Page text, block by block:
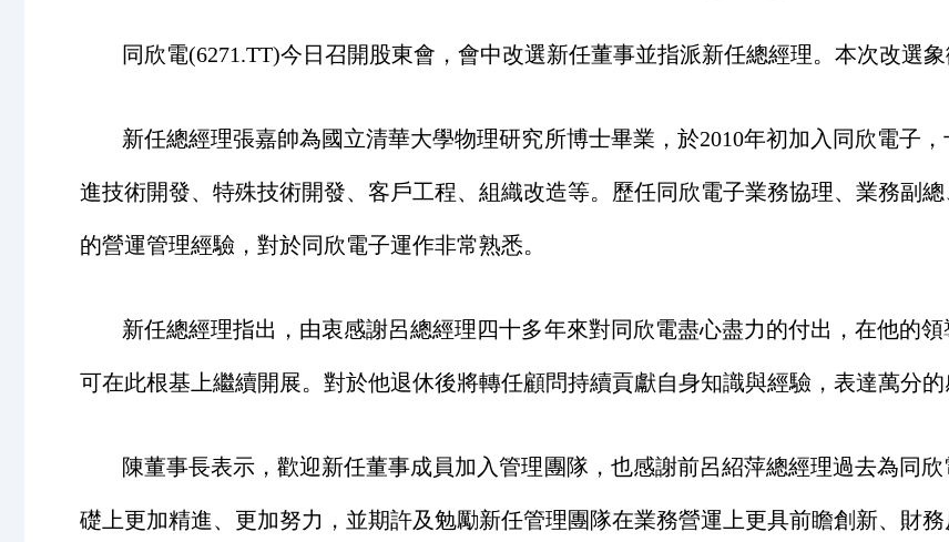
同欣電(6271.TT)今日召開股東會，會中改選新任董事並指派新任總經理。本次改選
新任總經理張嘉帥為國立清華大學物理研究所博士畢業，於2010年初加入同欣電子
進技術開發、特殊技術開發、客戶工程、組織改造等。歷任同欣電子業務協理、業務副
的營運管理經驗，對於同欣電子運作非常熟悉。
新任總經理指出，由衷感謝呂總經理四十多年來對同欣電盡心盡力的付出，在他的
可在此根基上繼續開展。對於他退休後將轉任顧問持續貢獻自身知識與經驗，表達萬分的
陳董事長表示，歡迎新任董事成員加入管理團隊，也感謝前呂紹萍總經理過去為同
礎上更加精進、更加努力，並期許及勉勵新任管理團隊在業務營運上更具前瞻創新、財